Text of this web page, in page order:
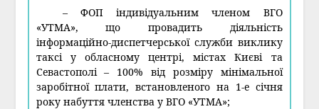
– ФОП індивідуальним членом ВГО
«УТМА», що провадить діяльність
інформаційно-диспетчерської служби виклику
таксі у обласному центрі, містах Києві та
Севастополі – 100% від розміру мінімальної
заробітної плати, встановленого на 1-е січня
року набуття членства у ВГО «УТМА»;